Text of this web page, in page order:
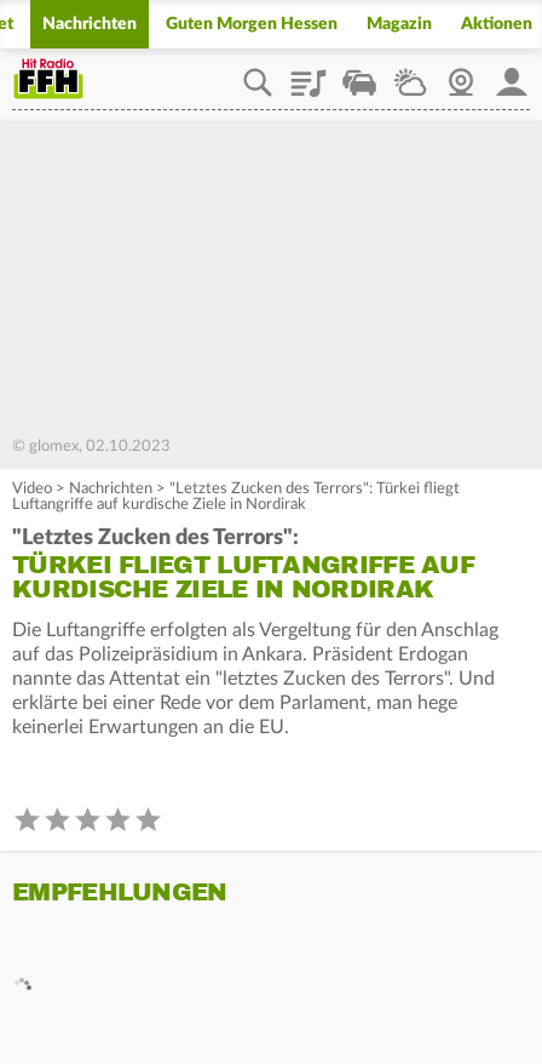
Nachrichten Guten Morgen Hessen Magazin Aktionen
PlaylistStaupilotWetterWebcam
© glomex, 02.10.2023
Video > Nachrichten > "Letztes Zucken des Terrors": Türkei fliegt
Luftangriffe auf kurdische Ziele in Nordirak
"Letztes Zucken des Terrors":
TÜRKEI FLIEGT LUFTANGRIFFE AUF
KURDISCHE ZIELE IN NORDIRAK
Die Luftangriffe erfolgten als Vergeltung für den Anschlag
auf das Polizeipräsidium in Ankara. Präsident Erdogan
nannte das Attentat ein "letztes Zucken des Terrors". Und
erklärte bei einer Rede vor dem Parlament, man hege
keinerlei Erwartungen an die EU.
EMPFEHLUNGEN